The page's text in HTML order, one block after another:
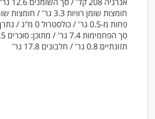
חומצות שומן רוויות 3.3 גר' /
תזונתיים 0.8 גר' / חלבונים 17.8 גר'